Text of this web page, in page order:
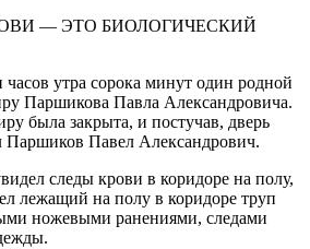
— ЭТО БИОЛОГИЧЕСКИЙ
часов утра сорока минут один родной
Паршикова Павла Александровича.
была закрыта, и постучав, дверь
Паршиков Павел Александрович.
следы крови в коридоре на полу,
лежащий на полу в коридоре труп
ножевыми ранениями, следами